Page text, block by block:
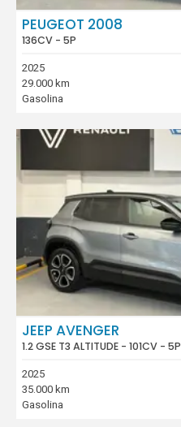
PEUGEOT 2008
136CV - 5P
2025
29.000 km
Gasolina
JEEP AVENGER
1.2 GSE T3 ALTITUDE - 101CV - 5P
2025
35.000 km
Gasolina